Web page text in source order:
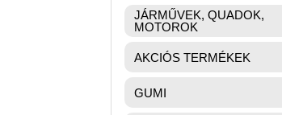
JÁRMŰVEK, QUADOK,
MOTOROK
AKCIÓS TERMÉKEK
GUMI